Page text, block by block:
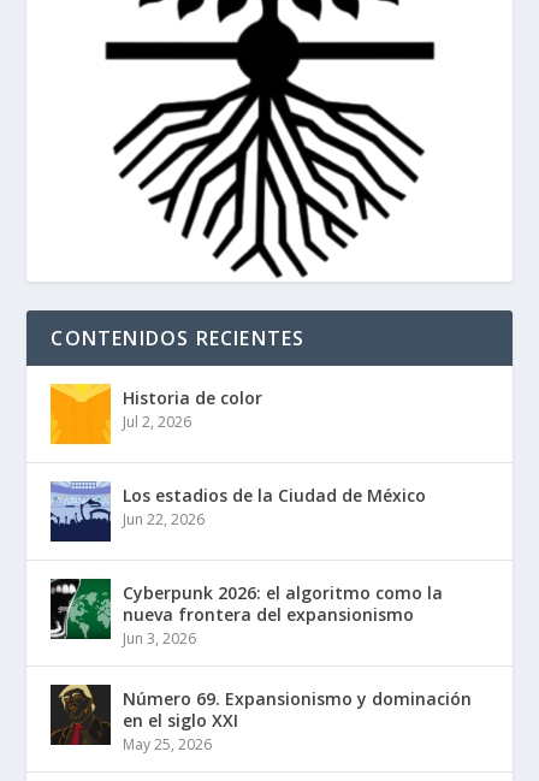
CONTENIDOS RECIENTES
Historia de color
Jul 2, 2026
Los estadios de la Ciudad de México
Jun 22, 2026
Cyberpunk 2026: el algoritmo como la
nueva frontera del expansionismo
Jun 3, 2026
Número 69. Expansionismo y dominación
en el siglo XXI
May 25, 2026